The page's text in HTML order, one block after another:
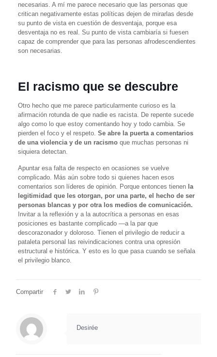
necesarias. A mí me parece necesario que las personas que
critican negativamente estas políticas dejen de mirarlas desde
su punto de vista en cuestión de desventaja, porque esa
desventaja no es real. Su punto de vista cambiaría si fuesen
capaz de comprender que para las personas afrodescendientes
son necesarias.
El racismo que se descubre
Otro hecho que me parece particularmente curioso es la
afirmación rotunda de que nadie es racista. De repente sucede
algo como lo que estoy comentando hoy y todo cambia. Se
pierden el foco y el respeto. Se abre la puerta a comentarios
de una violencia y de un racismoque muchas personas ni
siquiera detectan.
Apuntar esa falta de respecto en ocasiones se vuelve
complicado. Más aún sobre todo si quienes hacen esos
comentarios son líderes de opinión. Porque entonces tienen la
legitimidad que les otorgan, por una parte, el hecho de ser
personas blancas y por otra los medios de comunicación.
Invitar a la reflexión y a la autocrítica a personas en esas
posiciones es bastante complicado —a la par que
descorazonador y doloroso. Tienen el privilegio de reducir a
pataleta personal las reivindicaciones contra una opresión
estructural e histórica. Y esto es lo que pasa cuando se señala
el privilegio blanco.
Compartir
Desirée